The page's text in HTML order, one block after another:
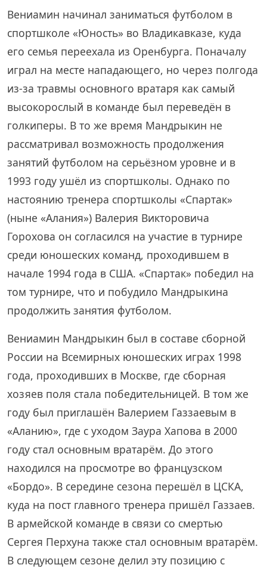
Вениамин начинал заниматься футболом в
спортшколе «Юность» во Владикавказе, куда
его семья переехала из Оренбурга. Поначалу
играл на месте нападающего, но через полгода
из-за травмы основного вратаря как самый
высокорослый в команде был переведён в
голкиперы. В то же время Мандрыкин не
рассматривал возможность продолжения
занятий футболом на серьёзном уровне и в
1993 году ушёл из спортшколы. Однако по
настоянию тренера спортшколы «Спартак»
(ныне «Алания») Валерия Викторовича
Горохова он согласился на участие в турнире
среди юношеских команд, проходившем в
начале 1994 года в США. «Спартак» победил на
том турнире, что и побудило Мандрыкина
продолжить занятия футболом.
Вениамин Мандрыкин был в составе сборной
России на Всемирных юношеских играх 1998
года, проходивших в Москве, где сборная
хозяев поля стала победительницей. В том же
году был приглашён Валерием Газзаевым в
«Аланию», где с уходом Заура Хапова в 2000
году стал основным вратарём. До этого
находился на просмотре во французском
«Бордо». В середине сезона перешёл в ЦСКА,
куда на пост главного тренера пришёл Газзаев.
В армейской команде в связи со смертью
Сергея Перхуна также стал основным вратарём.
В следующем сезоне делил эту позицию с